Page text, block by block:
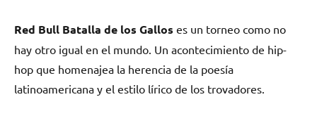
Red Bull Batalla de los Gallos es un torneo como no
hay otro igual en el mundo. Un acontecimiento de hip-
hop que homenajea la herencia de la poesía
latinoamericana y el estilo lírico de los trovadores.